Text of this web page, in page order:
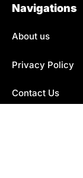
Navigations
About us
Privacy Policy
Contact Us